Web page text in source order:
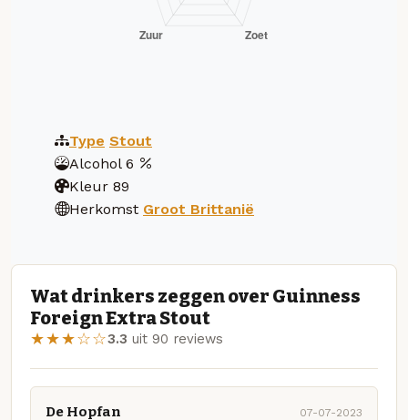
Type Stout
Alcohol 6
Kleur 89
Herkomst Groot Brittanië
Wat drinkers zeggen over Guinness
Foreign Extra Stout
★★★☆☆3.3 uit 90 reviews
De Hopfan 07-07-2023